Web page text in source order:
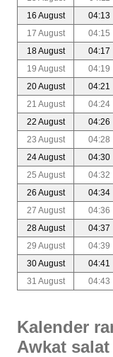
16 August
04:13
17 August
04:15
18 August
04:17
19 August
04:19
20 August
04:21
21 August
04:24
22 August
04:26
23 August
04:28
24 August
04:30
25 August
04:32
26 August
04:34
27 August
04:36
28 August
04:37
29 August
04:39
30 August
04:41
31 August
04:43
Kalender
Awkat salat